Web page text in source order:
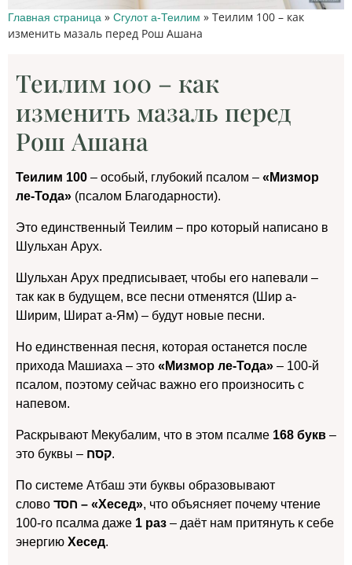
Главная страница » Сгулот а-Теилим » Теилим 100 – как
изменить мазаль перед Рош Ашана
Теилим 100 – как
изменить мазаль перед
Рош Ашана
Теилим 100 – особый, глубокий псалом – «Мизмор
ле-Тода» (псалом Благодарности).
Это единственный Теилим – про который написано в
Шульхан Арух.
Шульхан Арух предписывает, чтобы его напевали –
так как в будущем, все песни отменятся (Шир а-
Ширим, Шират а-Ям) – будут новые песни.
Но единственная песня, которая останется после
прихода Машиаха – это «Мизмор ле-Тода» – 100-й
псалом, поэтому сейчас важно его произносить с
напевом.
Раскрывают Мекубалим, что в этом псалме 168 букв –
это буквы – קסח.
По системе Атбаш эти буквы образовывают
слово
חסד – «Хесед», что объясняет почему чтение
100-го псалма даже 1 раз – даёт нам притянуть к себе
энергию Хесед.